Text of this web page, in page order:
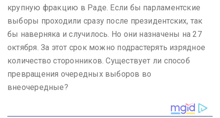
крупную фракцию в Раде. Если бы парламентские
выборы проходили сразу после президентских, так
бы наверняка и случилось. Но они назначены на 27
октября. За этот срок можно подрастерять изрядное
количество сторонников. Существует ли способ
превращения очередных выборов во
внеочередные?